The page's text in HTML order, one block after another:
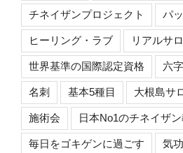
チネイザンプロジェクト パ
ヒーリング・ラブ リアルサ
世界基準の国際認定資格 六
名刺 基本5種目 大根島サ
施術会 日本No1のチネイザ
毎日をゴキゲンに過ごす 気